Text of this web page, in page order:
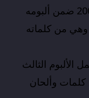
"كل القصايد"، صدرت عام 2004 ضمن ألبومه
وهي من كلماته
الألبوم الثالث
عام 2005، من كلمات وألحان